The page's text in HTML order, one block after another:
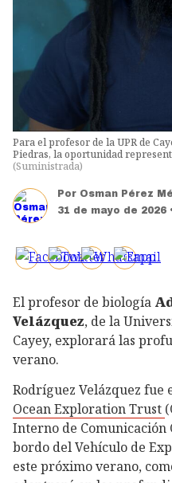
Para el profesor de la UPR de
Piedras, la oportunidad
(Suministrada)
Por Osman Pérez
31 de mayo de 2026
El profesor de biología
Velázquez, de la
Cayey, explorará las
verano.
Rodríguez Velázquez fue
Ocean Exploration Trust
Interno de Comunicación
bordo del Vehículo de
este próximo verano,